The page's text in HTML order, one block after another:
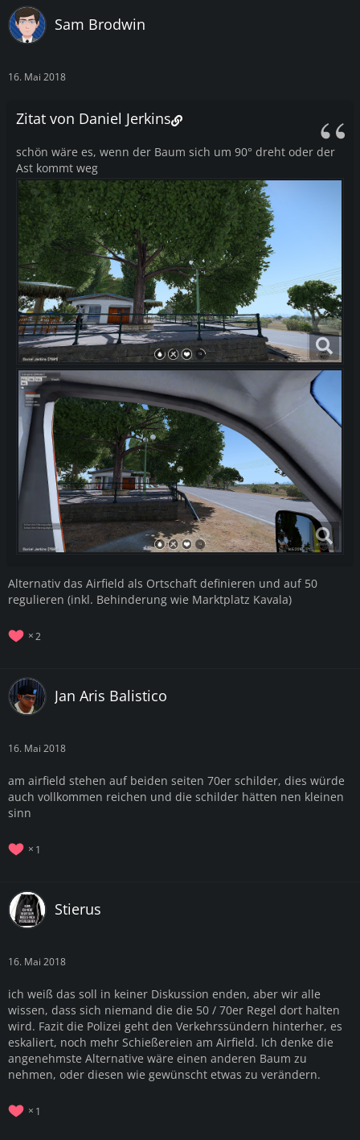
Sam Brodwin
16. Mai 2018
Zitat von Daniel Jerkins
schön wäre es, wenn der Baum sich um 90° dreht oder der
Ast kommt weg
Alternativ das Airfield als Ortschaft definieren und auf 50
regulieren (inkl. Behinderung wie Marktplatz Kavala)
2
Jan Aris Balistico
16. Mai 2018
am airfield stehen auf beiden seiten 70er schilder, dies würde
auch vollkommen reichen und die schilder hätten nen kleinen
sinn
1
Stierus
16. Mai 2018
ich weiß das soll in keiner Diskussion enden, aber wir alle
wissen, dass sich niemand die die 50 / 70er Regel dort halten
wird. Fazit die Polizei geht den Verkehrssündern hinterher, es
eskaliert, noch mehr Schießereien am Airfield. Ich denke die
angenehmste Alternative wäre einen anderen Baum zu
nehmen, oder diesen wie gewünscht etwas zu verändern.
1